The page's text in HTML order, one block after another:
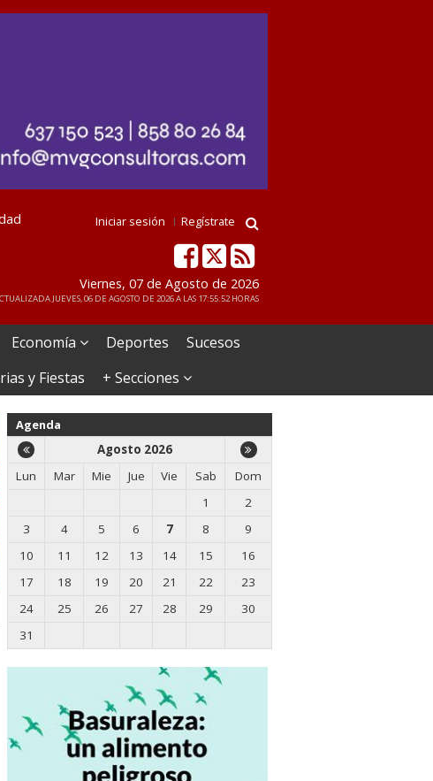
Iniciar sesión Regístrate
Viernes, 07 de Agosto de 2026
JUEVES, 06 DE AGOSTO DE 2026 A LAS 17:55:52 HORAS
Economía Deportes
Sucesos
y Fiestas + Secciones
Agenda
Agosto 2026
Lun
Mar Mie Jue Vie Sab
Dom
1
2
3
4 5 6 7 8
9
10
11 12 13 14 15
16
17
18 19 20 21 22
23
24
25 26 27 28 29
30
31